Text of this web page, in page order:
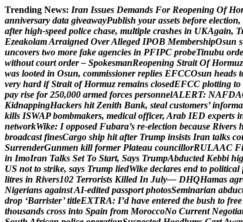
Trending News: Iran Issues Demands For Reopening Of Ho
anniversary data giveawayPublish your assets before election,
after high-speed police chase, multiple crashes in UKAgain, T
EzeakolamArraigned OverAlleged IPOB MembershipOsun s
uncovers two more fake agencies in PFIPC probeTinubu orde
without court order – SpokesmanReopening Strait Of Hormuz
was looted in Osun, commissioner replies EFCCOsun heads t
very hard if Strait of Hormuz remains closedEFCC plotting to
pay rise for 250,000 armed forces personnelALERT: NAFDA
KidnappingHackers hit Zenith Bank, steal customers’ informa
kills ISWAP bombmakers, medical officer, Arab IED experts i
networkWike: I opposed Fubara’s re-election because Rivers h
broadcast finesCargo ship hit after Trump insists Iran talks co
SurrenderGunmen kill former Plateau councillorRULAAC Fi
in ImoIran Talks Set To Start, Says TrumpAbducted Kebbi hig
US not to strike, says Trump liedWike declares end to political
litres in Rivers102 Terrorists Killed In July— DHQHamas agr
Nigerians againstAI-edited passport photosSeminarian abduc
drop ‘Barrister’ titleEXTRA: I’d have entered the bush to free
thousands cross into Spain from MoroccoNo Current Negotia